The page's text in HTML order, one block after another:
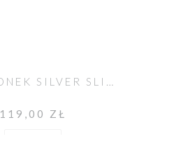
119,00 ZŁ